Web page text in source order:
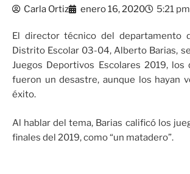
Carla Ortiz enero 16, 2020 5:21 pm
El director técnico del departamento
Distrito Escolar 03-04, Alberto Barias,
Juegos Deportivos Escolares 2019, los
fueron un desastre, aunque los hayan
éxito.
Al hablar del tema, Barias calificó los
finales del 2019, como “un matadero”.